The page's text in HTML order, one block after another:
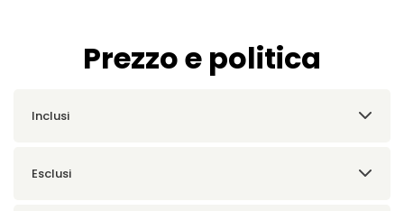
Prezzo e politica
Inclusi
Esclusi